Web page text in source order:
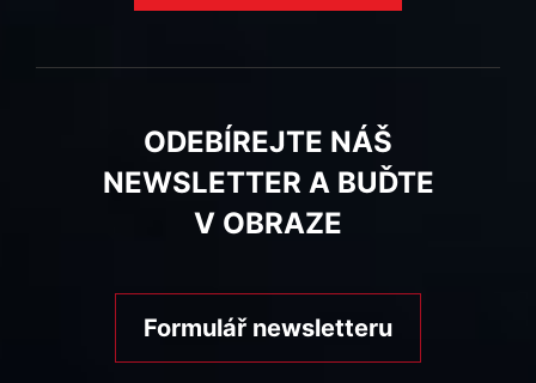
ODEBÍREJTE NÁŠ
NEWSLETTER A BUĎTE
V OBRAZE
Formulář newsletteru